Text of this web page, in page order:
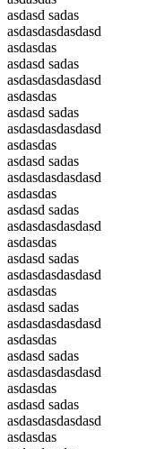
asdasd sadas
asdasdasdasdasd
asdasdas
asdasd sadas
asdasdasdasdasd
asdasdas
asdasd sadas
asdasdasdasdasd
asdasdas
asdasd sadas
asdasdasdasdasd
asdasdas
asdasd sadas
asdasdasdasdasd
asdasdas
asdasd sadas
asdasdasdasdasd
asdasdas
asdasd sadas
asdasdasdasdasd
asdasdas
asdasd sadas
asdasdasdasdasd
asdasdas
asdasd sadas
asdasdasdasdasd
asdasdas